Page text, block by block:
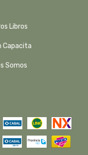
Libros
Capacita
Somos